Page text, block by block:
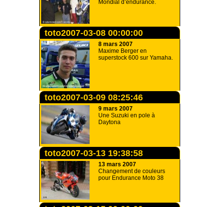
Mondial d’endurance.
toto2007-03-08 00:00:00
8 mars 2007
Maxime Berger en
superstock 600 sur Yamaha.
toto2007-03-09 08:25:46
9 mars 2007
Une Suzuki en pole à
Daytona
toto2007-03-13 19:38:58
13 mars 2007
Changement de couleurs
pour Endurance Moto 38